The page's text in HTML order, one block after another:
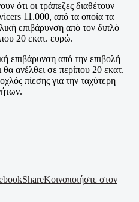
ότι οι τράπεζες διαθέτουν
11.000, από τα οποία τα
επιβάρυνση από τον διπλό
20 εκατ. ευρώ.
επιβάρυνση από την επιβολή
ανέλθει σε περίπου 20 εκατ.
πίεσης για την ταχύτερη
ShareΚοινοποιήστε στον